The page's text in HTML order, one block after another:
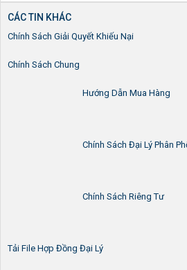
CÁC TIN KHÁC
Chính Sách Giải Quyết Khiếu Nại
Chính Sách Chung
Hướng Dẫn Mua Hàng
Chính Sách Đại Lý Phân
Chính Sách Riêng Tư
Tải File Hợp Đồng Đại Lý